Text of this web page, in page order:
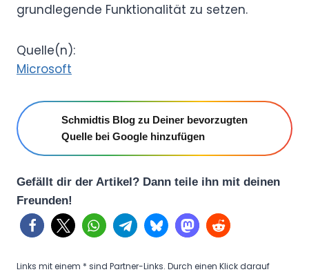
grundlegende Funktionalität zu setzen.
Quelle(n):
Microsoft
Schmidtis Blog zu Deiner bevorzugten
Quelle bei Google hinzufügen
Gefällt dir der Artikel? Dann teile ihn mit deinen
Freunden!
Links mit einem * sind Partner-Links. Durch einen Klick darauf